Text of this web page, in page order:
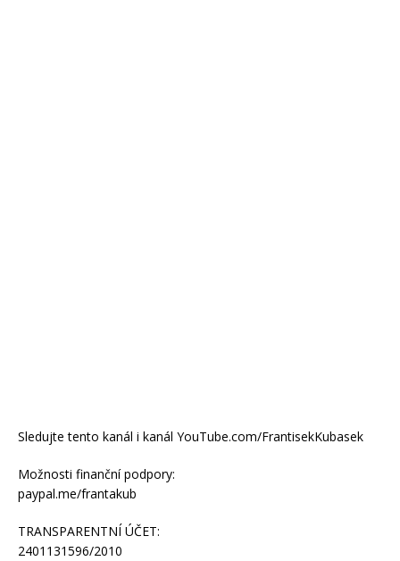
Sledujte tento kanál i kanál YouTube.com/FrantisekKubasek
Možnosti finanční podpory:
paypal.me/frantakub
TRANSPARENTNÍ ÚČET:
2401131596/2010